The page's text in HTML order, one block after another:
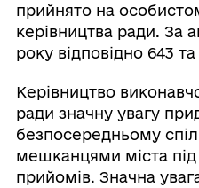
прийнято на
керівництва ради. За
року відповідно 643 та
Керівництво
ради значну увагу
безпосередньому
мешканцями міста
прийомів. Значна